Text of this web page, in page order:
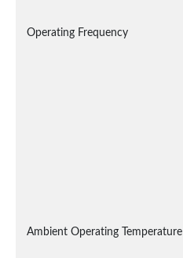
Operating Frequency
Ambient Operating Temperature